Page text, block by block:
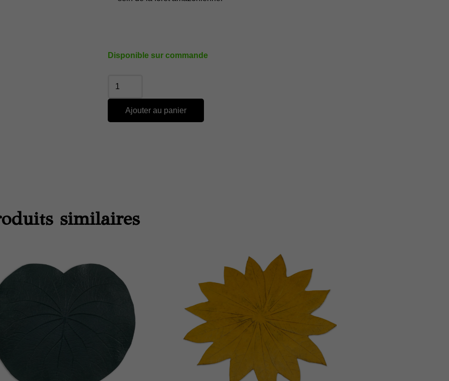
Disponible sur commande
Ajouter au panier
similaires